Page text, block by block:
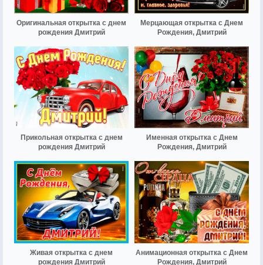
Оригинальная открытка с днем
рождения Дмитрий
Мерцающая открытка с Днем
Рождения, Дмитрий
Прикольная открытка с днем
рождения Дмитрий
Именная открытка с Днем
Рождения, Дмитрий
Живая открытка с днем
рождения Дмитрий
Анимационная открытка с Днем
Рождения, Дмитрий